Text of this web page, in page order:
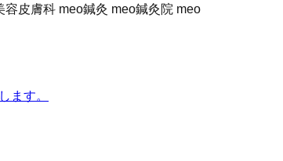
容皮膚科 meo鍼灸 meo鍼灸院 meo
ます。